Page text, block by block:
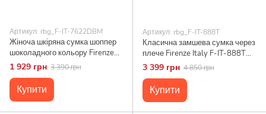
Артикул: rbg_F-IT-7622DBM
Жіноча шкіряна сумка шоппер
шоколадного кольору Firenze
Italy F-IT-7622DBM
Коричневий
1 929 грн 3 390 грн
Купити
Артикул: rbg_F-IT-888T
Класична замшева сумка через
плече Firenze Italy F-IT-888T
тауп
3 399 грн 4 850 грн
Купити